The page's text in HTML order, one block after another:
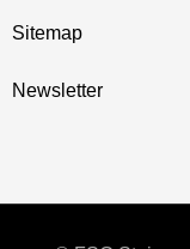
Sitemap
Newsletter